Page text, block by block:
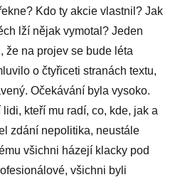
Kdo ty akcie vlastnil? Jak
lží nějak vymotal? Jeden
že na projev se bude léta
o čtyřiceti stranách textu,
Očekávání byla vysoko.
kteří mu radí, co, kde, jak a
zdání nepolitika, neustále
všichni házejí klacky pod
všichni byli